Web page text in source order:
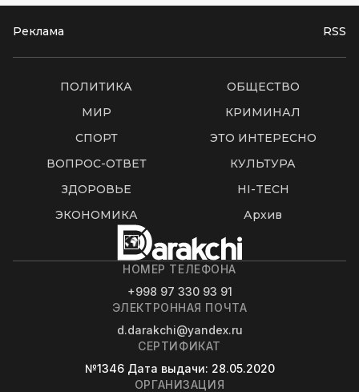
Реклама RSS
ПОЛИТИКА
ОБЩЕСТВО
МИР
КРИМИНАЛ
СПОРТ
ЭТО ИНТЕРЕСНО
ВОПРОС-ОТВЕТ
КУЛЬТУРА
ЗДОРОВЬЕ
HI-TECH
ЭКОНОМИКА
Архив
НОМЕР ТЕЛЕФОНА
+998 97 330 93 91
ЭЛЕКТРОННАЯ ПОЧТА
d.darakchi@yandex.ru
СЕРТИФИКАТ
№1346 Дата выдачи: 28.05.2020
ОРГАНИЗАЦИЯ